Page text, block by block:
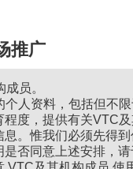
推广
员。
人资料，包括但不
度，提供有关VTC
。惟我们必须先得
否同意上述安排，